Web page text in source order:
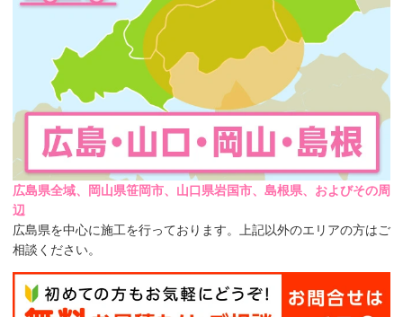
広島県全域、岡山県笹岡市、山口県岩国市、島根県、およびその周
辺
広島県を中心に施工を行っております。上記以外のエリアの方はご
相談ください。